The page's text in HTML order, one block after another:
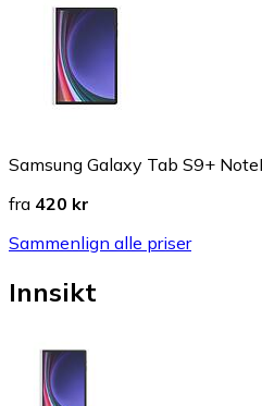
Samsung Galaxy Tab S9+
fra 420 kr
Sammenlign alle priser
Innsikt